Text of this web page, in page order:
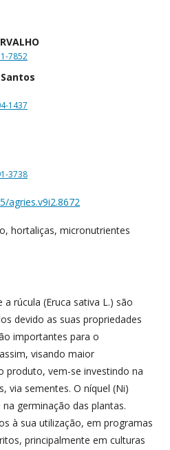
7852
1437
3738
agries.v9i2.8672
hortaliças, micronutrientes
rúcula (Eruca sativa L.) são
devido as suas propriedades
importantes para o
visando maior
produto, vem-se investindo na
via sementes. O níquel (Ni)
germinação das plantas.
à sua utilização, em programas
principalmente em culturas